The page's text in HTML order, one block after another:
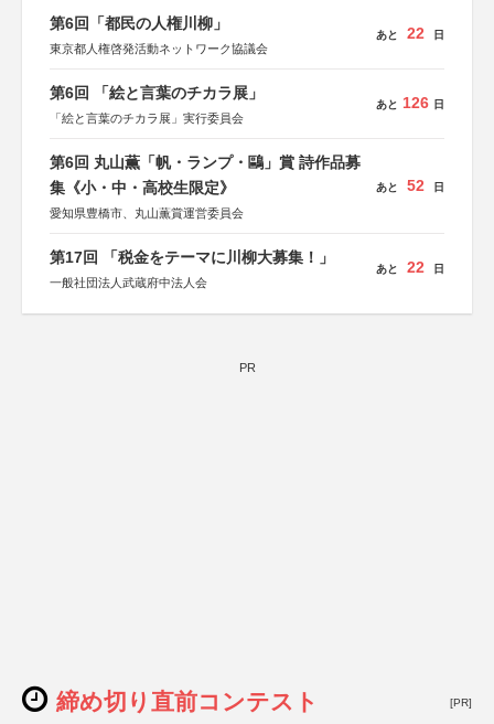
第6回「都民の人権川柳」
東京都人権啓発活動ネットワーク協議会
あと 22 日
第6回 「絵と言葉のチカラ展」
「絵と言葉のチカラ展」実行委員会
あと 126 日
第6回 丸山薫「帆・ランプ・鷗」賞 詩作品募
集《小・中・高校生限定》
愛知県豊橋市、丸山薫賞運営委員会
あと 52 日
第17回 「税金をテーマに川柳大募集！」
一般社団法人武蔵府中法人会
あと 22 日
PR
締め切り直前コンテスト [PR]